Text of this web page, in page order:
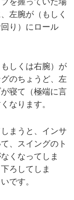
左腕が（もしく
り）にロール
しくは右腕）が
のちょうど、左
寝て（極端に言
なります。
まうと、インサ
、スイングのト
くなってしま
ろしてしま
です。